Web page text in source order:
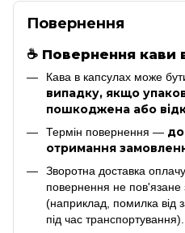
Повернення
☕ Повернення кави
Кава в капсулах може
випадку, якщо
пошкоджена або
Термін повернення —
отримання
Зворотна доставка
повернення не
(наприклад, помилка від
під час транспортування).